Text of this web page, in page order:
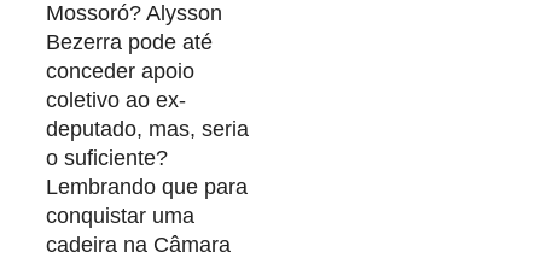
Mossoró? Alysson
Bezerra pode até
conceder apoio
coletivo ao ex-
deputado, mas, seria
o suficiente?
Lembrando que para
conquistar uma
cadeira na Câmara